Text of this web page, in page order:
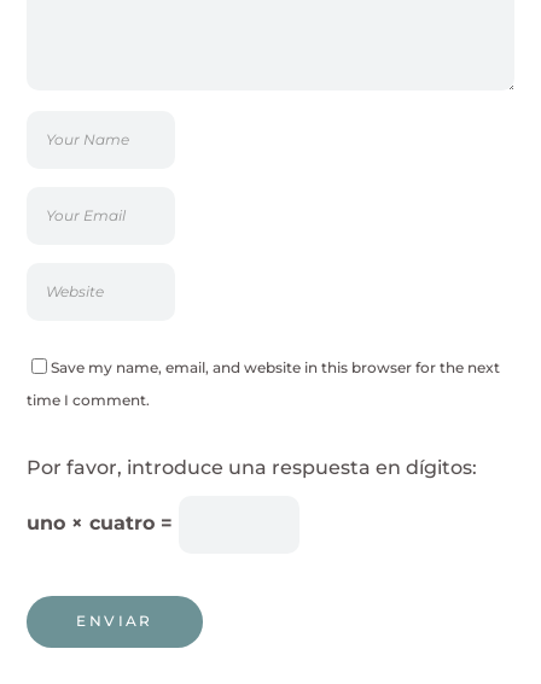
Save my name, email, and website in this browser for the next
time I comment.
Por favor, introduce una respuesta en dígitos:
uno × cuatro =